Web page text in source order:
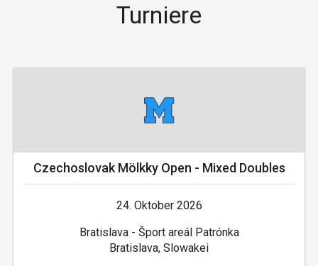
Turniere
Czechoslovak Mölkky Open - Mixed Doubles
24. Oktober 2026
Bratislava - Šport areál Patrónka
Bratislava, Slowakei